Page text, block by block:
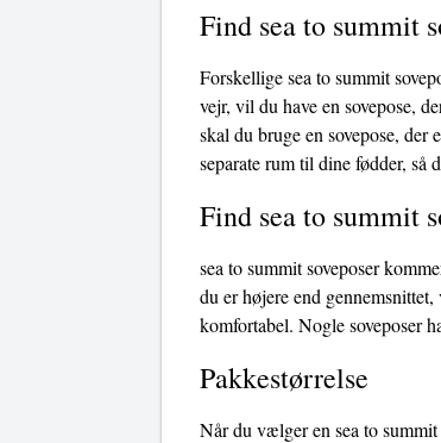
Find sea to summit
Forskellige sea to summit
vejr, vil du have en sovepose,
skal du bruge en sovepose, der
separate rum til dine fødder,
Find sea to summit
sea to summit soveposer
du er højere end
komfortabel. Nogle soveposer
Pakkestørrelse
Når du vælger en sea to